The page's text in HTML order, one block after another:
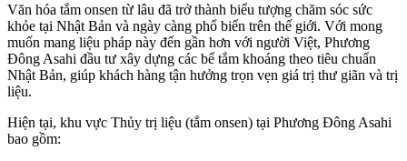
Văn hóa tắm onsen từ lâu đã trở thành biểu tượng chăm sóc sức
khỏe tại Nhật Bản và ngày càng phổ biến trên thế giới. Với mong
muốn mang liệu pháp này đến gần hơn với người Việt, Phương
Đông Asahi đầu tư xây dựng các bể tắm khoáng theo tiêu chuẩn
Nhật Bản, giúp khách hàng tận hưởng trọn vẹn giá trị thư giãn và trị
liệu.
Hiện tại, khu vực Thủy trị liệu (tắm onsen) tại Phương Đông Asahi
bao gồm: